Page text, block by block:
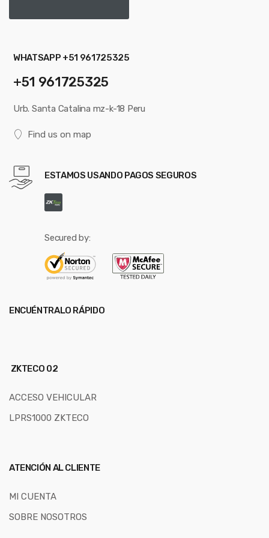
WHATSAPP +51 961725325
+51 961725325
Urb. Santa Catalina mz-k-18 Peru
Find us on map
ESTAMOS USANDO PAGOS SEGUROS
Secured by:
ENCUÉNTRALO RÁPIDO
ZKTECO 02
ACCESO VEHICULAR
LPRS1000 ZKTECO
ATENCIÓN AL CLIENTE
MI CUENTA
SOBRE NOSOTROS